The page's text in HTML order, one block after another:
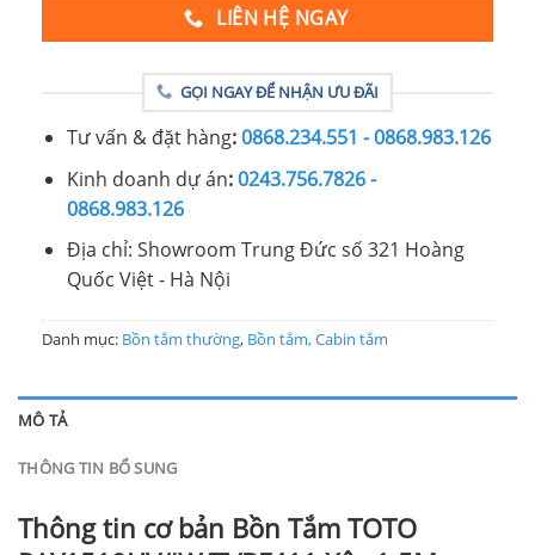
LIÊN HỆ NGAY
GỌI NGAY ĐỂ NHẬN ƯU ĐÃI
Tư vấn & đặt hàng:0868.234.551 - 0868.983.126
Kinh doanh dự án:0243.756.7826 -
0868.983.126
Địa chỉ: Showroom Trung Đức số 321 Hoàng
Quốc Việt - Hà Nội
Danh mục: Bồn tắm thường, Bồn tắm, Cabin tắm
MÔ TẢ
THÔNG TIN BỔ SUNG
Thông tin cơ bản Bồn Tắm TOTO